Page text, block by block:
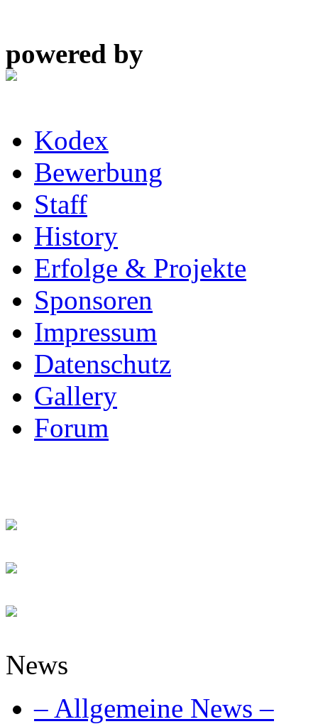
powered by
Kodex
Bewerbung
Staff
History
Erfolge & Projekte
Sponsoren
Impressum
Datenschutz
Gallery
Forum
News
– Allgemeine News –